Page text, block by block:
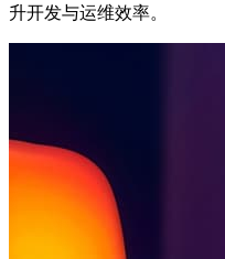
升开发与运维效率。